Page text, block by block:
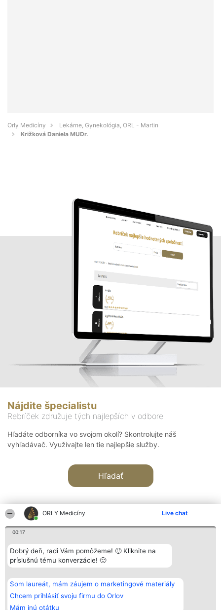
ORLY Medicíny Live chat
00:17
Dobrý deň, radi Vám pomôžeme! 🙂 Kliknite na
príslušnú tému konverzácie! 🙂
Som laureát, mám záujem o marketingové materiály
Chcem prihlásiť svoju firmu do Orlov
Mám inú otátku
Orly Medicíny
Lekárne, Gynekológia, ORL - Martin
Križková Daniela MUDr.
Nájdite špecialistu
Rebríček združuje tých najlepších v odbore
Hľadáte odborníka vo svojom okolí? Skontrolujte náš
vyhľadávač. Využívajte len tie najlepšie služby.
Hľadať
Organizátor hodnotenia
Bright Side Solutions sp. z o.
o. sp. k.
Wrocław 50-079
KRS 0000749100 | Regon
381313360 | NIP 8943132676
+48 508 492 400
Hodnotenie
Laureáti
Lista
Laureatów
Podmienky
Obchodné
podmienky
Kontakt
Kontakt